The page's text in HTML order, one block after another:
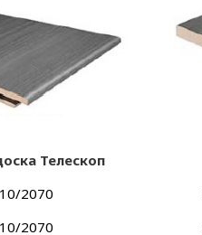
Телескоп
2070
2070